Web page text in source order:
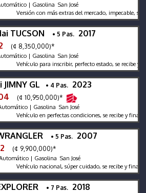
| Gasolina San José
Versión con más extras del mercado, impecable, se
TUCSON • 5 Pas. 2017
(¢ 8,350,000)*
| Gasolina San José
Vehículo para inscribir, perfecto estado, se recibe y
JIMNY GL • 4 Pas. 2023
(¢ 10,950,000)*
| Gasolina San José
Vehículo en perfectas condiciones, se recibe y financia,
• 5 Pas. 2007
(¢ 9,900,000)*
| Gasolina San José
Vehículo nacional, súper cuidado, se recibe y financia
• 7 Pas. 2018